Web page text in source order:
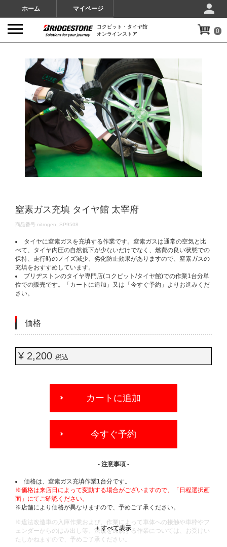
ホーム マイページ
コクピット・タイヤ館
オンラインストア
0
窒素ガス充填 タイヤ館 太宰府
DETAILS
商品番号 nitrogen_SP9508
タイヤに窒素ガスを充填する作業です。窒素ガスは通常の空気と比
べて、タイヤ内圧の自然低下が少ないだけでなく、燃費の良い状態での
保持、走行時のノイズ減少、劣化防止効果がありますので、窒素ガスの
充填をおすすめしています。
ブリヂストンのタイヤ専門店(コクピット/タイヤ館)での作業1台分単
位での販売です。「カートに追加」又は「今すぐ予約」よりお進みくだ
さい。
価格
¥ 2,200 税込
OPTIONS
カートに追加
今すぐ予約
- 注意事項 -
価格は、窒素ガス充填作業1台分です。
※価格は来店日によって変動する場合がございますので、「日程選択画
面」にてご確認ください。
※店舗により価格が異なりますので、予めご了承ください。
※違法改造車の入庫作業および、作業によって車体への接触や車枠やフ
ェンダーからのはみ出し等、法規を逸脱する作業については、お受けい
たしかねますので、予めご了承ください。